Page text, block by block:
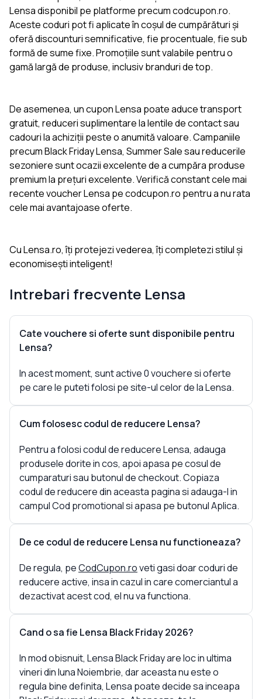
Lensa disponibil pe platforme precum codcupon.ro.
Aceste coduri pot fi aplicate în coșul de cumpărături și
oferă discounturi semnificative, fie procentuale, fie sub
formă de sume fixe. Promoțiile sunt valabile pentru o
gamă largă de produse, inclusiv branduri de top.
De asemenea, un cupon Lensa poate aduce transport
gratuit, reduceri suplimentare la lentile de contact sau
cadouri la achiziții peste o anumită valoare. Campaniile
precum Black Friday Lensa, Summer Sale sau reducerile
sezoniere sunt ocazii excelente de a cumpăra produse
premium la prețuri excelente. Verifică constant cele mai
recente voucher Lensa pe codcupon.ro pentru a nu rata
cele mai avantajoase oferte.
Cu Lensa.ro, îți protejezi vederea, îți completezi stilul și
economisești inteligent!
Intrebari frecvente Lensa
Cate vouchere si oferte sunt disponibile pentru
Lensa?
In acest moment, sunt active 0 vouchere si oferte
pe care le puteti folosi pe site-ul celor de la Lensa.
Cum folosesc codul de reducere Lensa?
Pentru a folosi codul de reducere Lensa, adauga
produsele dorite in cos, apoi apasa pe cosul de
cumparaturi sau butonul de checkout. Copiaza
codul de reducere din aceasta pagina si adauga-l in
campul Cod promotional si apasa pe butonul Aplica.
De ce codul de reducere Lensa nu functioneaza?
De regula, peCodCupon.roveti gasi doar coduri de
reducere active, insa in cazul in care comerciantul a
dezactivat acest cod, el nu va functiona.
Cand o sa fie Lensa Black Friday 2026?
In mod obisnuit, Lensa Black Friday are loc in ultima
vineri din luna Noiembrie, dar aceasta nu este o
regula bine definita, Lensa poate decide sa inceapa